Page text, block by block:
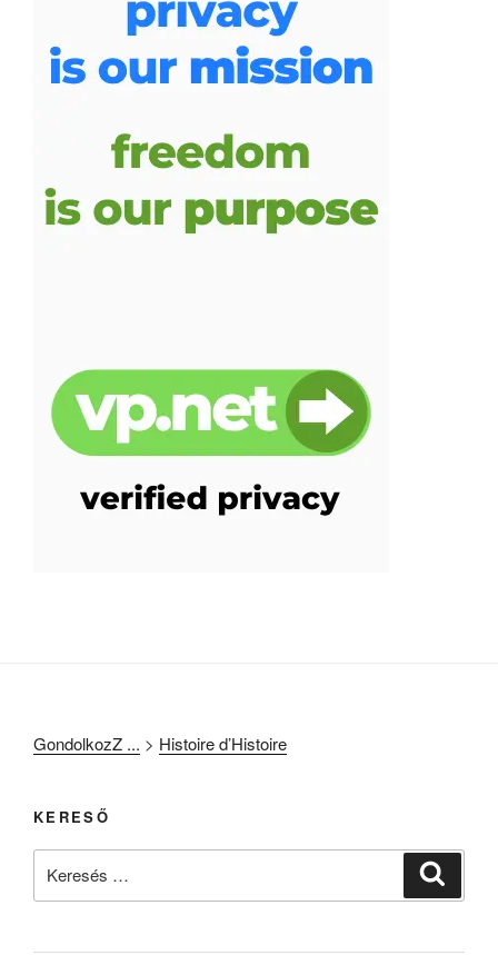
GondolkozZ ... > Histoire d’Histoire
KERESŐ